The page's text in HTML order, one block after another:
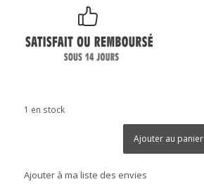
1 en stock
Ajouter au panier
Ajouter à ma liste des envies